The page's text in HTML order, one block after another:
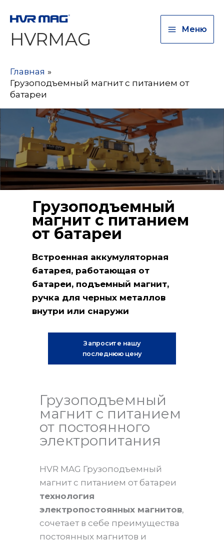
HVRMAG Меню
Главная
Грузоподъемный магнит с питанием от
батареи
Грузоподъемный
магнит с питанием
от батареи
Встроенная аккумуляторная
батарея, работающая от
батареи, подъемный магнит,
ручка для черных металлов
внутри или снаружи
Запросите нашу
последнюю цену
Грузоподъемный
магнит с питанием
от постоянного
электропитания
HVR MAG Грузоподъемный
магнит с питанием от батареи
технология
электропостоянных магнитов,
сочетает в себе преимущества
постоянных магнитов и